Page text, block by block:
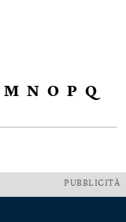
M N O P Q
PUBBLICITÀ